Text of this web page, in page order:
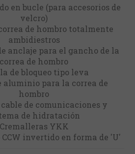
en bucle (para accesorios de
velcro)
de hombro totalmente
ambidiestros
anclaje para el gancho de la
correa de hombro
de bloqueo tipo leva
aluminio para la correa de
hombro
cable de comunicaciones y
de hidratación
Cremalleras YKK
invertido en forma de 'U'